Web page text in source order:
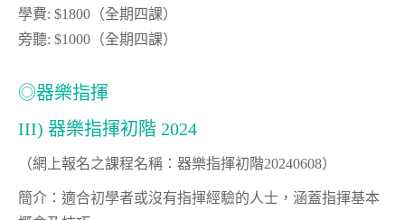
學費: $1800（全期四課）
旁聽: $1000（全期四課）
◎器樂指揮
III) 器樂指揮初階 2024
（網上報名之課程名稱：器樂指揮初階20240608）
簡介：適合初學者或沒有指揮經驗的人士，涵蓋指揮基本